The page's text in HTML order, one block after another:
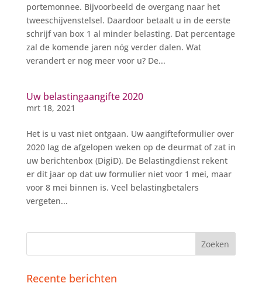
portemonnee. Bijvoorbeeld de overgang naar het
tweeschijvenstelsel. Daardoor betaalt u in de eerste
schrijf van box 1 al minder belasting. Dat percentage
zal de komende jaren nóg verder dalen. Wat
verandert er nog meer voor u? De...
Uw belastingaangifte 2020
mrt 18, 2021
Het is u vast niet ontgaan. Uw aangifteformulier over
2020 lag de afgelopen weken op de deurmat of zat in
uw berichtenbox (DigiD). De Belastingdienst rekent
er dit jaar op dat uw formulier niet voor 1 mei, maar
voor 8 mei binnen is. Veel belastingbetalers
vergeten...
Recente berichten